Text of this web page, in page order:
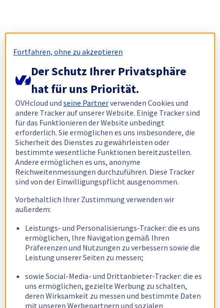
Fortfahren, ohne zu akzeptieren
Der Schutz Ihrer Privatsphäre
hat für uns Priorität.
OVHcloud undseine Partnerverwenden Cookies und
andere Tracker auf unserer Website. Einige Tracker sind
für das Funktionieren der Website unbedingt
erforderlich. Sie ermöglichen es uns insbesondere, die
Sicherheit des Dienstes zu gewährleisten oder
bestimmte wesentliche Funktionen bereitzustellen.
Andere ermöglichen es uns, anonyme
Reichweitenmessungen durchzuführen. Diese Tracker
sind von der Einwilligungspflicht ausgenommen.
Vorbehaltlich Ihrer Zustimmung verwenden wir
außerdem:
Leistungs- und Personalisierungs-Tracker: die es uns
ermöglichen, Ihre Navigation gemäß Ihren
Präferenzen und Nutzungen zu verbessern sowie die
Leistung unserer Seiten zu messen;
sowie Social-Media- und Drittanbieter-Tracker: die es
uns ermöglichen, gezielte Werbung zu schalten,
deren Wirksamkeit zu messen und bestimmte Daten
mit unseren Werbepartnern und sozialen